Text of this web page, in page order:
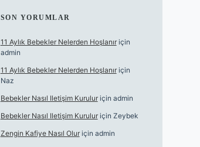
SON YORUMLAR
11 Aylık Bebekler Nelerden Hoşlanıriçin
admin
11 Aylık Bebekler Nelerden Hoşlanıriçin
Naz
Bebekler Nasıl Iletişim Kuruluriçin admin
Bebekler Nasıl Iletişim Kuruluriçin Zeybek
Zengin Kafiye Nasıl Oluriçin admin